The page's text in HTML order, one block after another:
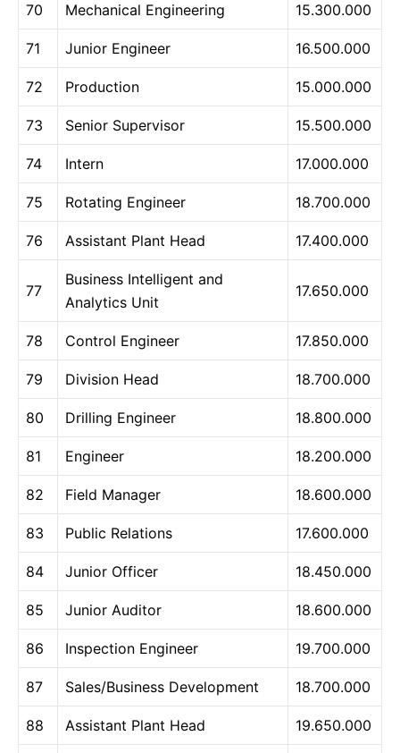
70 Mechanical Engineering 15.300.000
71 Junior Engineer 16.500.000
72 Production 15.000.000
73 Senior Supervisor 15.500.000
74 Intern 17.000.000
75 Rotating Engineer 18.700.000
76 Assistant Plant Head 17.400.000
77
Business Intelligent and
Analytics Unit
17.650.000
78 Control Engineer 17.850.000
79 Division Head 18.700.000
80 Drilling Engineer 18.800.000
81 Engineer 18.200.000
82 Field Manager 18.600.000
83 Public Relations 17.600.000
84 Junior Officer 18.450.000
85 Junior Auditor 18.600.000
86 Inspection Engineer 19.700.000
87 Sales/Business Development 18.700.000
88 Assistant Plant Head 19.650.000